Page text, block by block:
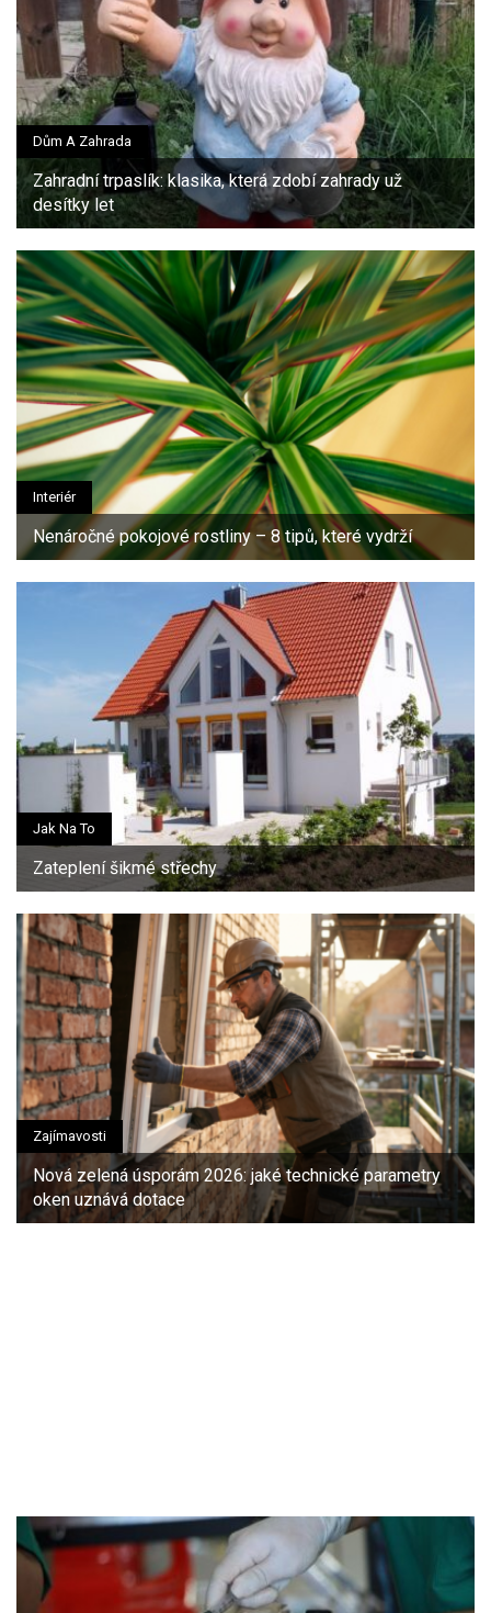
Dům A Zahrada
Zahradní trpaslík: klasika, která zdobí zahrady už
desítky let
Interiér
Nenáročné pokojové rostliny – 8 tipů, které vydrží
Jak Na To
Zateplení šikmé střechy
Zajímavosti
Nová zelená úsporám 2026: jaké technické parametry
oken uznává dotace